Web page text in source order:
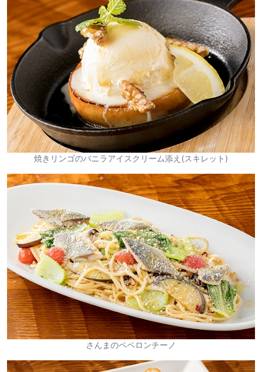
焼きリンゴのバニラアイスクリーム添え(スキレット)
さんまのペペロンチーノ